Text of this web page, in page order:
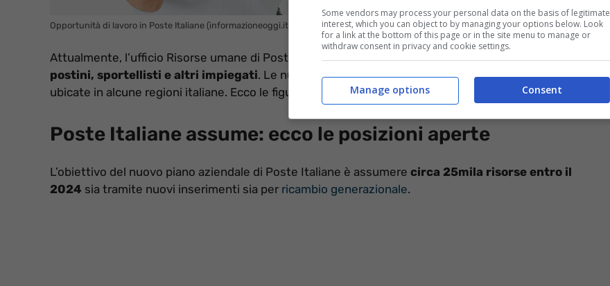
Opportunità di lavoro in Poste Italiane (informazioneoggi.it)
Attualmente, l’ufficio Risorse umane di Poste Italiane raccoglie nuove candidature per l’assunzione di
postini, sportellisti e altri impiegati. Le nuove risorse saranno inserite nell’organico nelle varie filiali
ubicate in alcune regioni italiane. Ecco le figure professionali richieste.
Poste Italiane assume: ecco le posizioni aperte
L’obiettivo del nuovo piano aziendale di Poste Italiane è assumere circa 25mila risorse entro il
2024 sia tramite nuovi inserimenti sia per ricambio generazionale.
Some vendors may process your personal data on the basis of legitimate
interest, which you can object to by managing your options below. Look
for a link at the bottom of this page or in the site menu to manage or
withdraw consent in privacy and cookie settings.
Consent
Manage options